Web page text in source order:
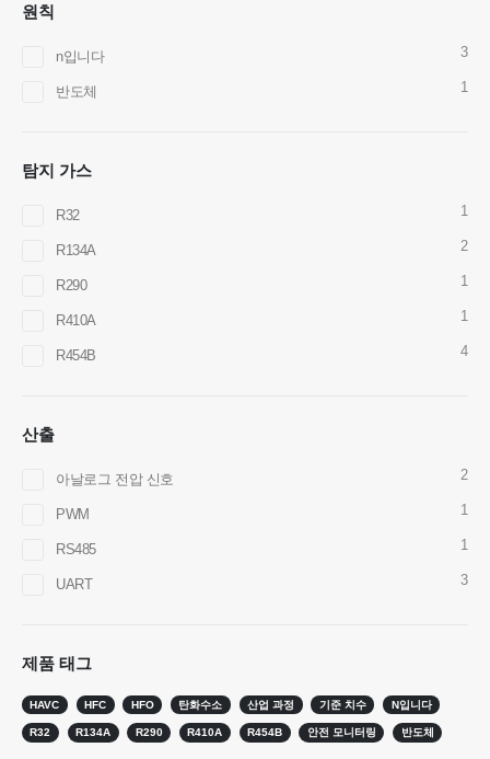
원칙
n입니다 3
반도체 1
탐지 가스
R32 1
R134A 2
R290 1
R410A 1
R454B 4
산출
아날로그 전압 신호 2
PWM 1
RS485 1
UART 3
제품 태그
HAVC HFC HFO 탄화수소 산업 과정 기준 치수 N입니다
R32 R134A R290 R410A R454B 안전 모니터링 반도체
Wechat: 18569903598
뜨거운 제품
R290 센서
R454B 센서
R32 센서
R410 센서
콜드 체인 냉매 모니터링